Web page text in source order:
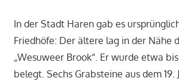
In der Stadt Haren gab es
Friedhöfe: Der ältere lag in der Nähe
„Wesuweer Brook“. Er wurde etwa bis
belegt. Sechs Grabsteine aus dem 19.